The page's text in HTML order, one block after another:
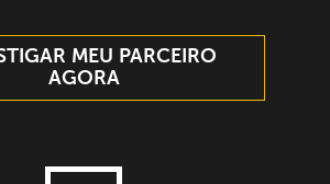
MEU PARCEIRO
AGORA